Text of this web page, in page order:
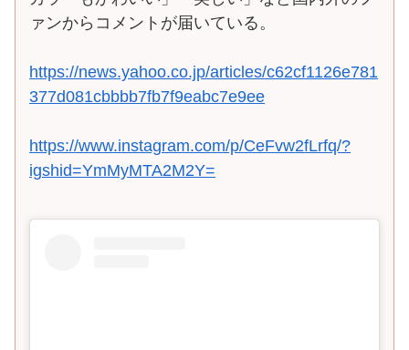
ァンからコメントが届いている。
https://news.yahoo.co.jp/articles/c62cf1126e781
377d081cbbbb7fb7f9eabc7e9ee
https://www.instagram.com/p/CeFvw2fLrfq/?
igshid=YmMyMTA2M2Y=